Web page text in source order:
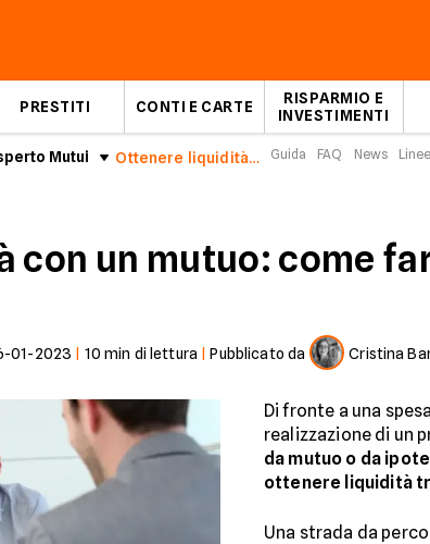
PRESTITI CONTI E CARTE
RISPARMIO E
INVESTIMENTI
Mutui Ottenere liquidità con un mutuo: come fare Guida FAQ News
con un mutuo: come
01-2023 10 min di lettura |Pubblicato da Cristina
Di fronte a una
realizzazione di un
da mutuo o da
ottenere liquidità
Una strada da